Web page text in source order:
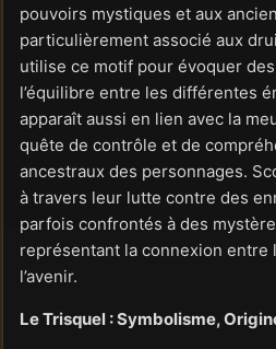
pouvoirs mystiques et aux
particulièrement associé aux
utilise ce motif pour évoquer
l’équilibre entre les différentes
apparaît aussi en lien avec la
quête de contrôle et de
ancestraux des personnages.
à travers leur lutte contre des
parfois confrontés à des
représentant la connexion entre
l’avenir.
Le Trisquel : Symbolisme,